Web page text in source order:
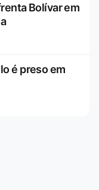
Bolívar em
é preso em